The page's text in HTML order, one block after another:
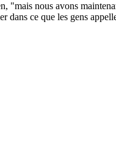
"mais nous avons
dans ce que les gens